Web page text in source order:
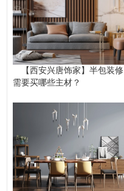
【西安兴唐饰家】半包装修
需要买哪些主材？